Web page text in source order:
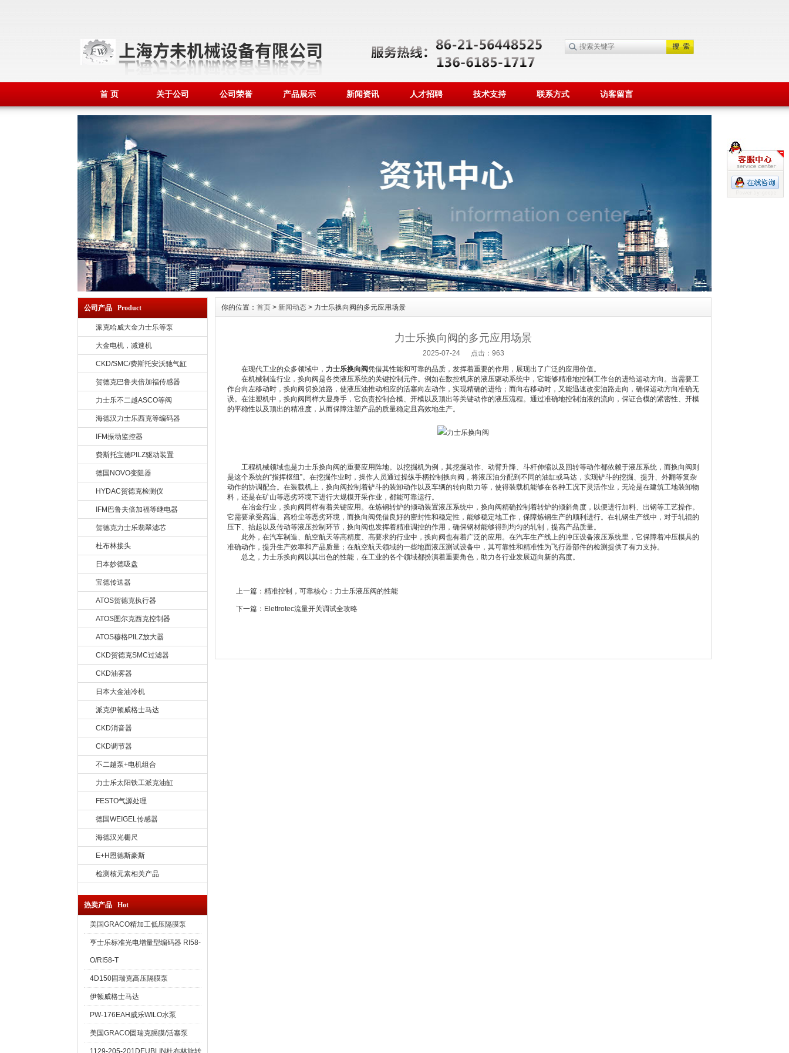
首 页 关于公司 公司荣誉 产品展示 新闻资讯 人才招聘 技术支持 联系方式 访客留言
公司产品 Product
派克哈威大金力士乐等泵
大金电机，减速机
CKD/SMC/费斯托安沃驰气缸
贺德克巴鲁夫倍加福传感器
力士乐不二越ASCO等阀
海德汉力士乐西克等编码器
IFM振动监控器
费斯托宝德PILZ驱动装置
德国NOVO变阻器
HYDAC贺德克检测仪
IFM巴鲁夫倍加福等继电器
贺德克力士乐翡翠滤芯
杜布林接头
日本妙德吸盘
宝德传送器
ATOS贺德克执行器
ATOS图尔克西克控制器
ATOS穆格PILZ放大器
CKD贺德克SMC过滤器
CKD油雾器
日本大金油冷机
派克伊顿威格士马达
CKD消音器
CKD调节器
不二越泵+电机组合
力士乐太阳铁工派克油缸
FESTO气源处理
德国WEIGEL传感器
海德汉光栅尺
E+H恩德斯豪斯
检测核元素相关产品
热卖产品 Hot
美国GRACO精加工低压隔膜泵
亨士乐标准光电增量型编码器 RI58-
O/RI58-T
4D150固瑞克高压隔膜泵
伊顿威格士马达
PW-176EAH威乐WILO水泵
美国GRACO固瑞克膈膜/活塞泵
1129-205-201DEUBLIN杜布林旋转
你的位置： 首页 > 新闻动态 > 力士乐换向阀的多元应用场景
力士乐换向阀的多元应用场景
2025-07-24 点击：963
在现代工业的众多领域中， 力士乐换向阀凭借其性能和可靠的品质，发挥着重要的作用，展现出了广泛的应用价值。
在机械制造行业，换向阀是各类液压系统的关键控制元件。例如在数控机床的液压驱动系统中，它能够精准地控制工作台的进给运动方向。当需要工
作台向左移动时，换向阀切换油路，使液压油推动相应的活塞向左动作，实现精确的进给；而向右移动时，又能迅速改变油路走向，确保运动方向准确无
误。在注塑机中，换向阀同样大显身手，它负责控制合模、开模以及顶出等关键动作的液压流程。通过准确地控制油液的流向，保证合模的紧密性、开模
的平稳性以及顶出的精准度，从而保障注塑产品的质量稳定且高效地生产。
工程机械领域也是力士乐换向阀的重要应用阵地。以挖掘机为例，其挖掘动作、动臂升降、斗杆伸缩以及回转等动作都依赖于液压系统，而换向阀则
是这个系统的“指挥枢纽”。在挖掘作业时，操作人员通过操纵手柄控制换向阀，将液压油分配到不同的油缸或马达，实现铲斗的挖掘、提升、外翻等复杂
动作的协调配合。在装载机上，换向阀控制着铲斗的装卸动作以及车辆的转向助力等，使得装载机能够在各种工况下灵活作业，无论是在建筑工地装卸物
料，还是在矿山等恶劣环境下进行大规模开采作业，都能可靠运行。
在冶金行业，换向阀同样有着关键应用。在炼钢转炉的倾动装置液压系统中，换向阀精确控制着转炉的倾斜角度，以便进行加料、出钢等工艺操作。
它需要承受高温、高粉尘等恶劣环境，而换向阀凭借良好的密封性和稳定性，能够稳定地工作，保障炼钢生产的顺利进行。在轧钢生产线中，对于轧辊的
压下、抬起以及传动等液压控制环节，换向阀也发挥着精准调控的作用，确保钢材能够得到均匀的轧制，提高产品质量。
此外，在汽车制造、航空航天等高精度、高要求的行业中，换向阀也有着广泛的应用。在汽车生产线上的冲压设备液压系统里，它保障着冲压模具的
准确动作，提升生产效率和产品质量；在航空航天领域的一些地面液压测试设备中，其可靠性和精准性为飞行器部件的检测提供了有力支持。
总之，力士乐换向阀以其出色的性能，在工业的各个领域都扮演着重要角色，助力各行业发展迈向新的高度。
上一篇： 精准控制，可靠核心：力士乐液压阀的性能
下一篇： Elettrotec流量开关调试全攻略